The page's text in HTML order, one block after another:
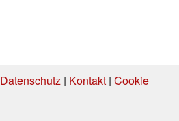
Datenschutz| Kontakt| Cookie